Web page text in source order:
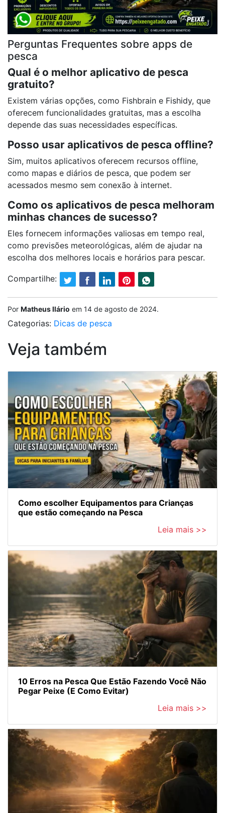
Perguntas Frequentes sobre apps de
pesca
Qual é o melhor aplicativo de pesca
gratuito?
Existem várias opções, como Fishbrain e Fishidy, que
oferecem funcionalidades gratuitas, mas a escolha
depende das suas necessidades específicas.
Posso usar aplicativos de pesca offline?
Sim, muitos aplicativos oferecem recursos offline,
como mapas e diários de pesca, que podem ser
acessados mesmo sem conexão à internet.
Como os aplicativos de pesca melhoram
minhas chances de sucesso?
Eles fornecem informações valiosas em tempo real,
como previsões meteorológicas, além de ajudar na
escolha dos melhores locais e horários para pescar.
Compartilhe:
Por Matheus Ilário em 14 de agosto de 2024.
Categorias: Dicas de pesca
Veja também
Como escolher Equipamentos para Crianças
que estão começando na Pesca
Leia mais >>
10 Erros na Pesca Que Estão Fazendo Você Não
Pegar Peixe (E Como Evitar)
Leia mais >>